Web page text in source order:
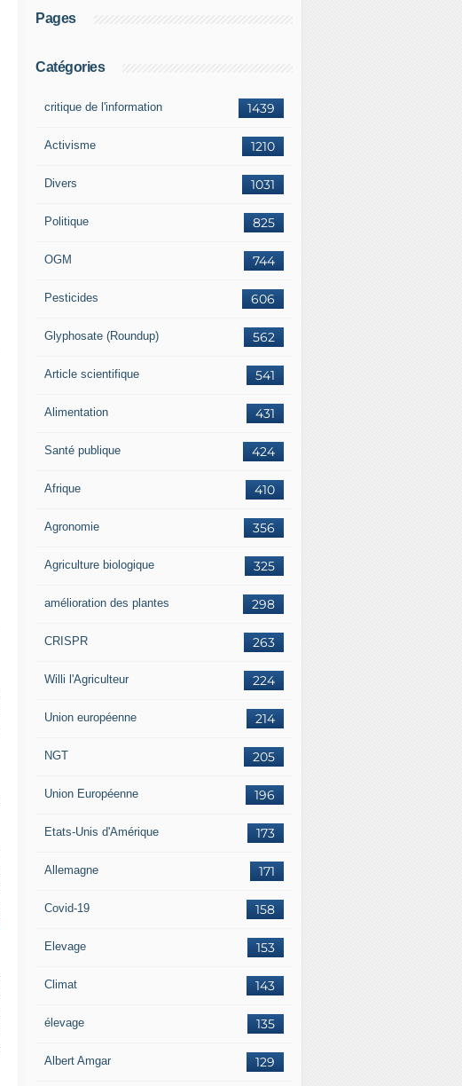
Pages
Catégories
1439
critique de l'information
1210
Activisme
1031
Divers
825
Politique
744
OGM
606
Pesticides
562
Glyphosate (Roundup)
541
Article scientifique
431
Alimentation
424
Santé publique
410
Afrique
356
Agronomie
325
Agriculture biologique
298
amélioration des plantes
263
CRISPR
224
Willi l'Agriculteur
214
Union européenne
205
NGT
196
Union Européenne
173
Etats-Unis d'Amérique
171
Allemagne
158
Covid-19
153
Elevage
143
Climat
135
élevage
129
Albert Amgar